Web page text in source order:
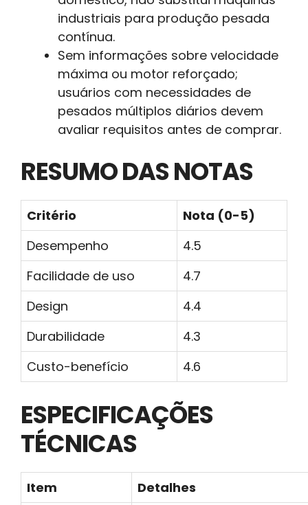
industriais para produção pesada
contínua.
Sem informações sobre velocidade
máxima ou motor reforçado;
usuários com necessidades de
pesados múltiplos diários devem
avaliar requisitos antes de comprar.
RESUMO DAS NOTAS
Critério
Nota (0-5)
Desempenho
4.5
Facilidade de uso
4.7
Design
4.4
Durabilidade
4.3
Custo-benefício
4.6
ESPECIFICAÇÕES
TÉCNICAS
Item
Detalhes